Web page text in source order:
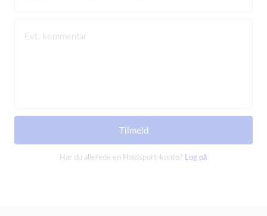
Evt. kommentar
Tilmeld
Har du allerede en Holdsport-konto? Log på